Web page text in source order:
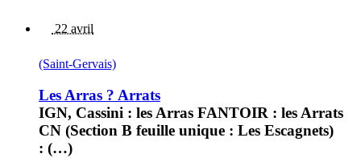
22 avril
(Saint-Gervais)
Les Arras ? Arrats
IGN, Cassini : les Arras FANTOIR : les Arrats
CN (Section B feuille unique : Les Escagnets)
: (…)